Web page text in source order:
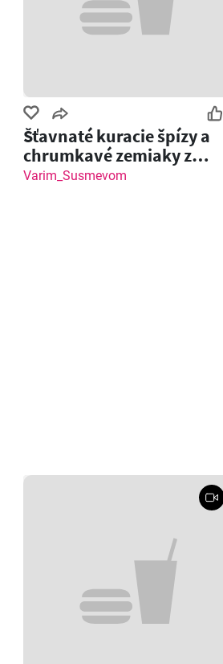
Šťavnaté kuracie špízy a
chrumkavé zemiaky z
grilu!
Varim_Susmevom